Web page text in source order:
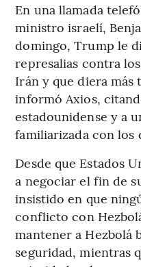
En una llamada
ministro israelí,
domingo, Trump le
represalias contra
Irán y que diera más
informó Axios,
estadounidense y a
familiarizada con los
Desde que Estados
a negociar el fin de
insistido en que
conflicto con
mantener a Hezbolá
seguridad, mientras